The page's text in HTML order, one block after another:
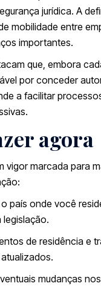
jurídica. A
mobilidade entre
importantes.
que, embora
por conceder
a facilitar
agora
vigor marcada para
país onde você
de residência e
mudanças